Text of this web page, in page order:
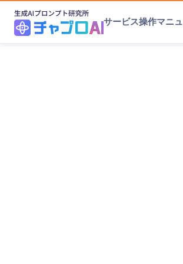
サービス操作マニ